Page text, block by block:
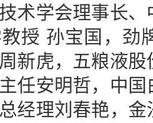
术学会理事长
授 孙宝国，劲
新虎，五粮液
任安明哲，中
经理刘春艳，